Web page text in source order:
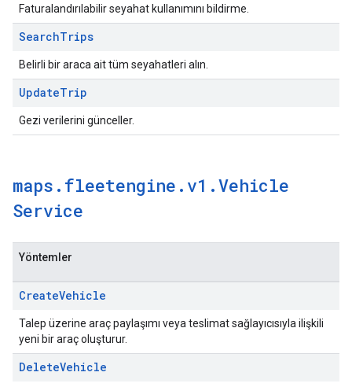
Faturalandırılabilir seyahat kullanımını bildirme.
SearchTrips
Belirli bir araca ait tüm seyahatleri alın.
UpdateTrip
Gezi verilerini günceller.
maps . fleetengine . v1 .Vehicle
Service
Yöntemler
CreateVehicle
Talep üzerine araç paylaşımı veya teslimat sağlayıcısıyla ilişkili
yeni bir araç oluşturur.
DeleteVehicle